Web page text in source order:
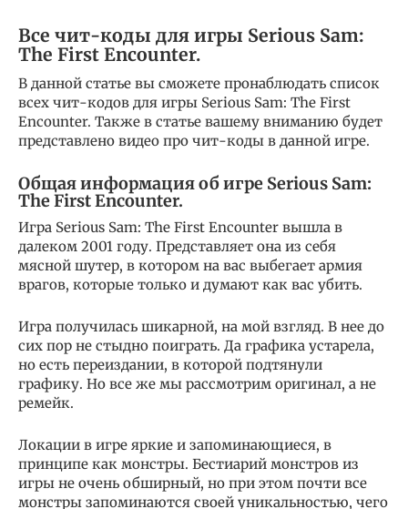
Все чит-коды для игры Serious Sam:
The First Encounter.
В данной статье вы сможете пронаблюдать список
всех чит-кодов для игры Serious Sam: The First
Encounter. Также в статье вашему вниманию будет
представлено видео про чит-коды в данной игре.
Общая информация об игре Serious Sam:
The First Encounter.
Игра Serious Sam: The First Encounter вышла в
далеком 2001 году. Представляет она из себя
мясной шутер, в котором на вас выбегает армия
врагов, которые только и думают как вас убить.
Игра получилась шикарной, на мой взгляд. В нее до
сих пор не стыдно поиграть. Да графика устарела,
но есть переиздании, в которой подтянули
графику. Но все же мы рассмотрим оригинал, а не
ремейк.
Локации в игре яркие и запоминающиеся, в
принципе как монстры. Бестиарий монстров из
игры не очень обширный, но при этом почти все
монстры запоминаются своей уникальностью, чего